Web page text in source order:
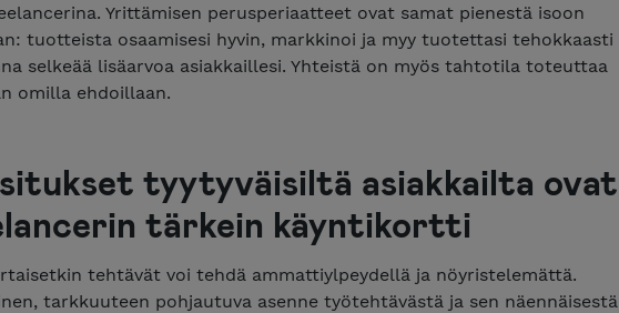
Yrittämisen perusperiaatteet ovat samat pienestä isoon
tuotteista osaamisesi hyvin, markkinoi ja myy tuotettasi tehokkaasti
selkeää lisäarvoa asiakkaillesi. Yhteistä on myös tahtotila toteuttaa
omilla ehdoillaan.
tyytyväisiltä asiakkailta ovat
tärkein käyntikortti
tehtävät voi tehdä ammattiylpeydellä ja nöyristelemättä.
tarkkuuteen pohjautuva asenne työtehtävästä ja sen näennäisestä